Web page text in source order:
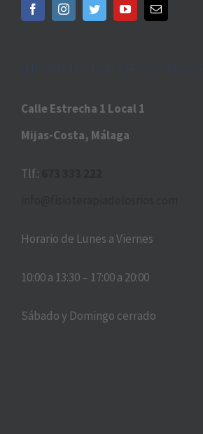
Calle Estrecha 1 Local 1
Mijas-Costa, Málaga
Tlf.:
Horario de Lunes a Viernes
10:00 a 13:30 – 17:00 a 20:00
Sábado y Domingo cerrado